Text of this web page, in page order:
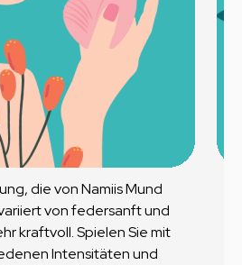
die von Namiis Mund
von federsanft und
kraftvoll. Spielen Sie mit
Intensitäten und